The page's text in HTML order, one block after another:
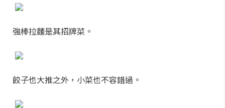
強棒拉麵是其招牌菜。
餃子也大推之外，小菜也不容錯過。